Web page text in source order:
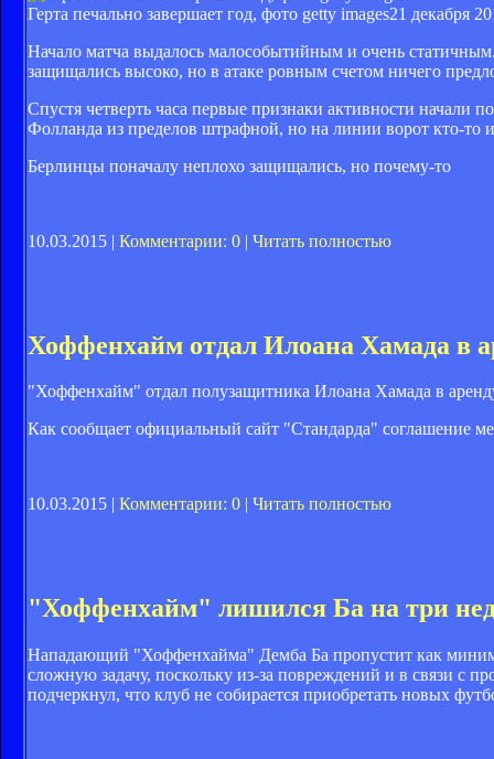
Герта печально завершает год, фото getty images21 декабря
Начало матча выдалось малособытийным и очень
защищались высоко, но в атаке ровным счетом ничего
Спустя четверть часа первые признаки активности начали
Фолланда из пределов штрафной, но на линии ворот кто-то
Берлинцы поначалу неплохо защищались, но почему-то
10.03.2015 | Комментарии: 0 | Читать полностью
Хоффенхайм отдал Илоана Хамада в
"Хоффенхайм" отдал полузащитника Илоана Хамада в
Как сообщает официальный сайт "Стандарда" соглашение
10.03.2015 | Комментарии: 0 Читать полностью
"Хоффенхайм" лишился Ба на три
Нападающий "Хоффенхайма" Демба Ба пропустит как
сложную задачу, поскольку из-за повреждений и в связи с
подчеркнул, что клуб не собирается приобретать новых